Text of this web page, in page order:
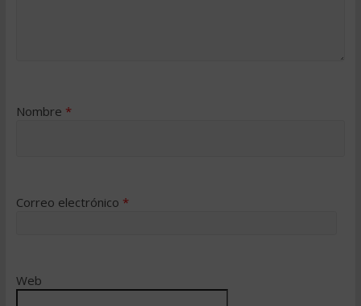
Nombre *
Correo electrónico *
Web